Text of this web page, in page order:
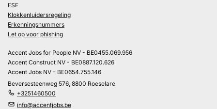
ESF
Klokkenluidersregeling
Erkenningsnummers
Let op voor phishing
Accent Jobs for People NV - BE0455.069.956
Accent Construct NV - BE0887.120.626
Accent Jobs NV - BE0654.755.146
Beversesteenweg 576, 8800 Roeselare
+3251460500
info@accentjobs.be